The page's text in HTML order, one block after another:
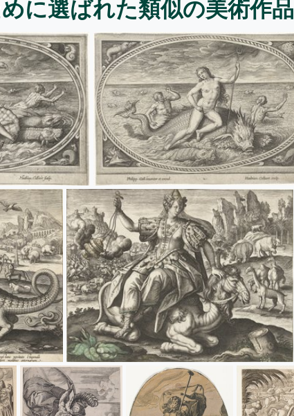
に選ばれた類似の美術作品